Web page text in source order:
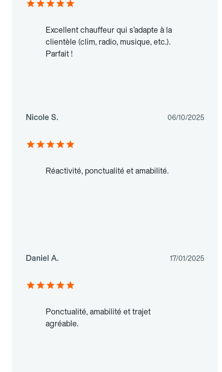
Excellent chauffeur qui s’adapte à la
clientèle (clim, radio, musique, etc.).
Parfait !
Nicole S. 06/10/2025
Réactivité, ponctualité et amabilité.
Daniel A. 17/01/2025
Ponctualité, amabilité et trajet
agréable.